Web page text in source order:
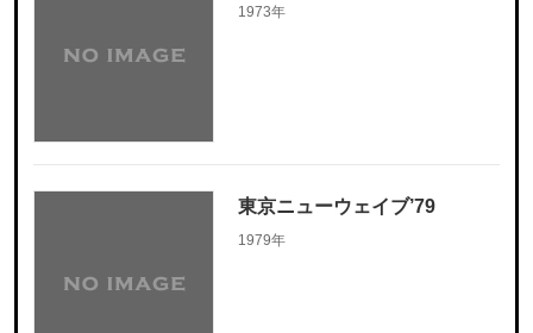
1973年
東京ニューウェイブ’79
1979年